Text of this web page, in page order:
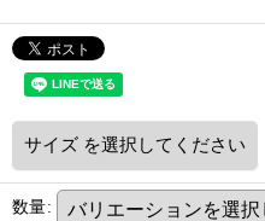
サイズ を選択してください
数量: